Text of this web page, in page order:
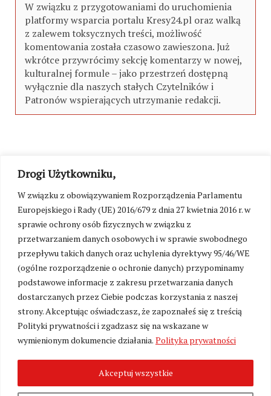
Drogi Użytkowniku,
W związku z obowiązywaniem Rozporządzenia Parlamentu
Europejskiego i Rady (UE) 2016/679 z dnia 27 kwietnia 2016 r. w
sprawie ochrony osób fizycznych w związku z
przetwarzaniem danych osobowych i w sprawie swobodnego
przepływu takich danych oraz uchylenia dyrektywy 95/46/WE
(ogólne rozporządzenie o ochronie danych) przypominamy
podstawowe informacje z zakresu przetwarzania danych
dostarczanych przez Ciebie podczas korzystania z naszej
strony. Akceptując oświadczasz, że zapoznałeś się z treścią
Polityki prywatności i zgadzasz się na wskazane w
wymienionym dokumencie działania. Polityka prywatności
Akceptuj wszystkie
W związku z przygotowaniami do uruchomienia
platformy wsparcia portalu Kresy24.pl oraz walką
z zalewem toksycznych treści, możliwość
komentowania została czasowo zawieszona. Już
wkrótce przywrócimy sekcję komentarzy w nowej,
kulturalnej formule – jako przestrzeń dostępną
wyłącznie dla naszych stałych Czytelników i
Patronów wspierających utrzymanie redakcji.
Zmień ustawienia cookies
©Kresy24.pl2026. Wszelkie Prawa Zastrzeżone.O nas i Kontakt|